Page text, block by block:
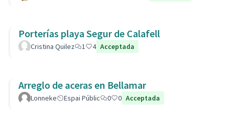
Porterías playa Segur de Calafell
Cristina Quilez 1 4 Acceptada
Arreglo de aceras en Bellamar
Lonneke Espai Públic 0 0 Acceptada